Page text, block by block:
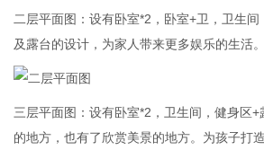
二层平面图：设有卧室*2，卧室+卫，卫生
及露台的设计，为家人带来更多娱乐的生活。
三层平面图：设有卧室*2，卫生间，健身区
的地方，也有了欣赏美景的地方。为孩子打